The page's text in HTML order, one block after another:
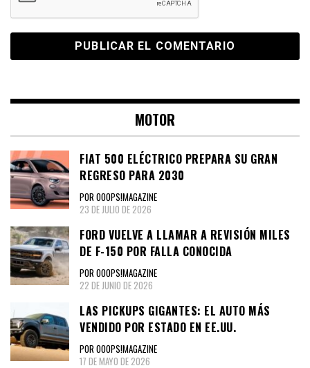
MOTOR
FIAT 500 ELÉCTRICO PREPARA SU GRAN
REGRESO PARA 2030
POR OOOPS!MAGAZINE
23 DE JULIO DE 2026
FORD VUELVE A LLAMAR A REVISIÓN MILES
DE F-150 POR FALLA CONOCIDA
POR OOOPS!MAGAZINE
22 DE JUNIO DE 2026
LAS PICKUPS GIGANTES: EL AUTO MÁS
VENDIDO POR ESTADO EN EE.UU.
POR OOOPS!MAGAZINE
17 DE MAYO DE 2026